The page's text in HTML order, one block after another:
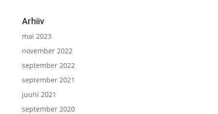
Arhiiv
mai 2023
november 2022
september 2022
september 2021
juuni 2021
september 2020